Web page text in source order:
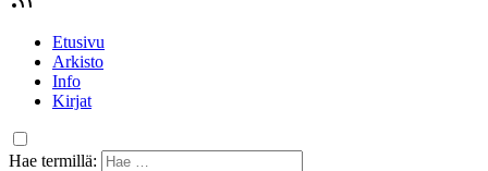
Etusivu
Arkisto
Info
Kirjat
Hae termillä: